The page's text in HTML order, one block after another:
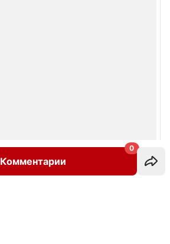
Комментарии
0